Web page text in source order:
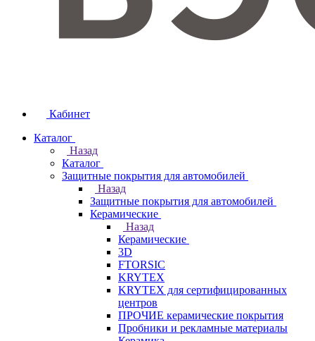
Кабинет
Каталог
Назад
Каталог
Защитные покрытия для автомобилей
Назад
Защитные покрытия для автомобилей
Керамические
Назад
Керамические
3D
FTORSIC
KRYTEX
KRYTEX для сертифицированных
центров
ПРОЧИЕ керамические покрытия
Пробники и рекламные материалы